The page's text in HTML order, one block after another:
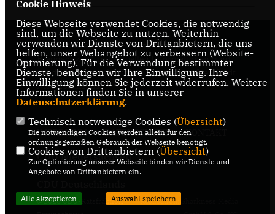
Internetseite der CDU-Fraktion im Rat der Stadt
Braunschweig, mit aktuellen Informationen rund
um die Kommunalpolitik in der zweitgrößten Stadt
Niedersachsens.
IMPRESSUM DATENSCHUTZ KONTAKT
CDU Niedersachsen
@2026 CDU-Ratsfraktion
Realisation: Sharkness Media
Cookie Hinweis
Diese Webseite verwendet Cookies, die notwendig
sind, um die Webseite zu nutzen. Weiterhin
verwenden wir Dienste von Drittanbietern, die uns
helfen, unser Webangebot zu verbessern (Website-
Optmierung). Für die Verwendung bestimmter
Dienste, benötigen wir Ihre Einwilligung. Ihre
Einwilligung können Sie jederzeit widerrufen. Weitere
Informationen finden Sie in unserer
Datenschutzerklärung.
Technisch notwendige Cookies (Übersicht)
Die notwendigen Cookies werden allein für den
ordnungsgemäßen Gebrauch der Webseite benötigt.
Cookies von Drittanbietern (Übersicht)
Zur Optimierung unserer Webseite binden wir Dienste und
Angebote von Drittanbietern ein.
Alle akzeptieren Auswahl speichern